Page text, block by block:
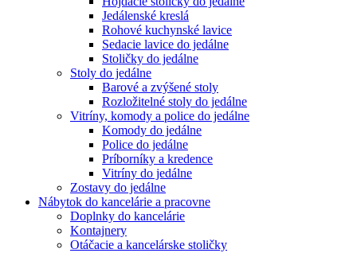
Jedálenské kreslá
Rohové kuchynské lavice
Sedacie lavice do jedálne
Stoličky do jedálne
Stoly do jedálne
Barové a zvýšené stoly
Rozložitelné stoly do jedálne
Vitríny, komody a police do jedálne
Komody do jedálne
Police do jedálne
Príborníky a kredence
Vitríny do jedálne
Zostavy do jedálne
Nábytok do kancelárie a pracovne
Doplnky do kancelárie
Kontajnery
Otáčacie a kancelárske stoličky